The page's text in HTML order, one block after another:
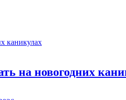
на новогодних